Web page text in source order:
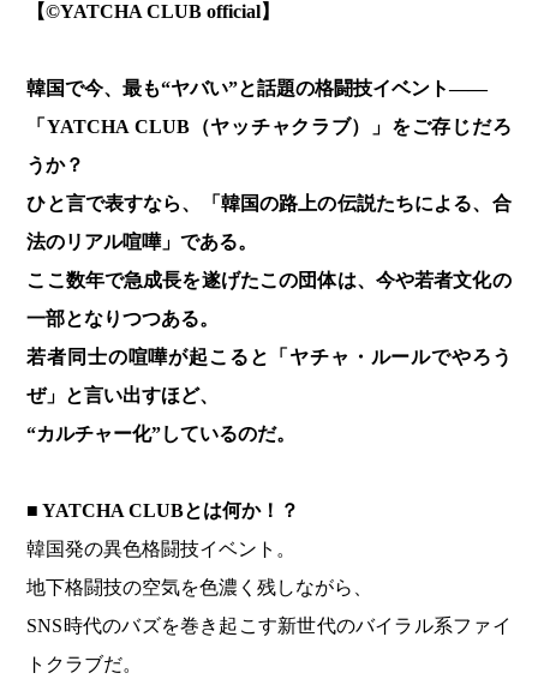
【©︎YATCHA CLUB official】
韓国で今、最も“ヤバい”と話題の格闘技イベント――
「YATCHA CLUB（ヤッチャクラブ）」をご存じだろ
うか？
ひと言で表すなら、「韓国の路上の伝説たちによる、合
法のリアル喧嘩」である。
ここ数年で急成長を遂げたこの団体は、今や若者文化の
一部となりつつある。
若者同士の喧嘩が起こると「ヤチャ・ルールでやろう
ぜ」と言い出すほど、
“カルチャー化”しているのだ。
■ YATCHA CLUBとは何か！？
韓国発の異色格闘技イベント。
地下格闘技の空気を色濃く残しながら、
SNS時代のバズを巻き起こす新世代のバイラル系ファイ
トクラブだ。